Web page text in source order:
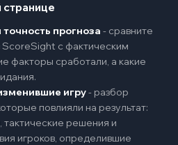
странице
прогноза - сравните
с фактическим
факторы сработали, а какие
игру- разбор
повлияли на результат:
решения и
игроков, определившие